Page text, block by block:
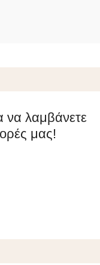
να λαμβάνετε
μας!